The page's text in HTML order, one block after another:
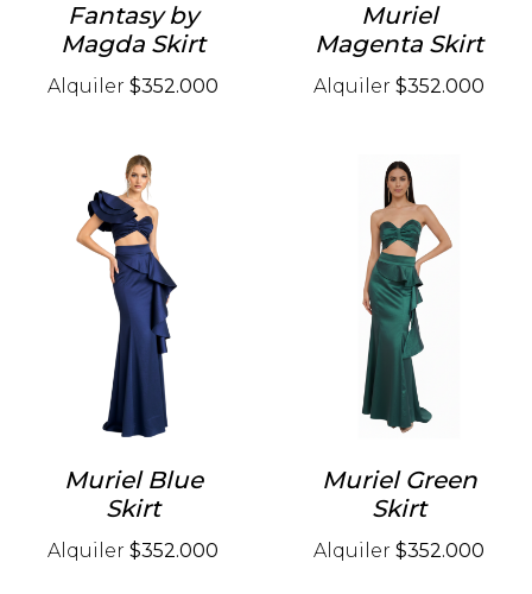
Fantasy by
Magda Skirt
Alquiler $352.000
Muriel
Magenta Skirt
Alquiler $352.000
Muriel Blue
Skirt
Alquiler $352.000
Muriel Green
Skirt
Alquiler $352.000